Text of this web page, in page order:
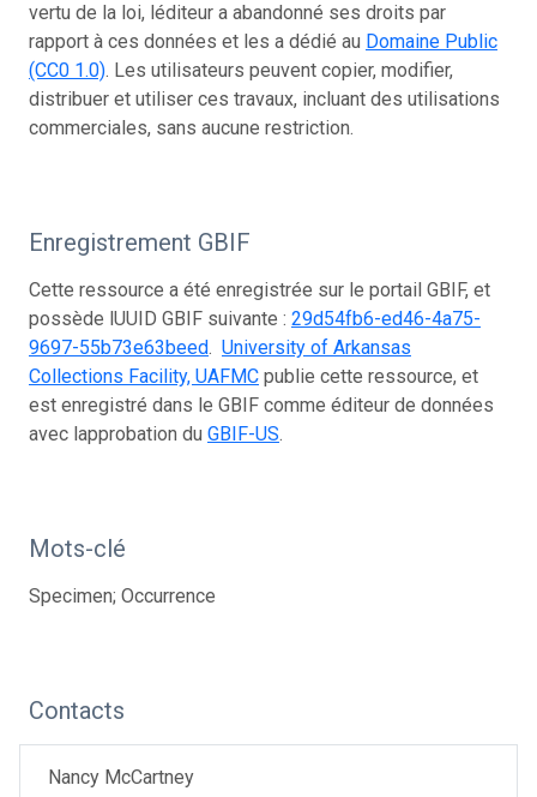
vertu de la loi, léditeur a abandonné ses droits par
rapport à ces données et les a dédié au Domaine Public
(CC0 1.0). Les utilisateurs peuvent copier, modifier,
distribuer et utiliser ces travaux, incluant des utilisations
commerciales, sans aucune restriction.
Enregistrement GBIF
Cette ressource a été enregistrée sur le portail GBIF, et
possède lUUID GBIF suivante : 29d54fb6-ed46-4a75-
9697-55b73e63beed. University of Arkansas
Collections Facility, UAFMC publie cette ressource, et
est enregistré dans le GBIF comme éditeur de données
avec lapprobation du GBIF-US.
Mots-clé
Specimen; Occurrence
Contacts
Nancy McCartney